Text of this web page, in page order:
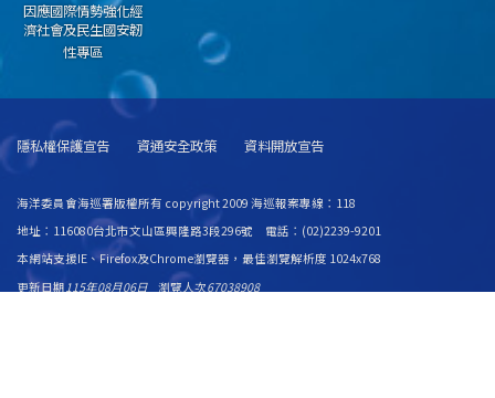
因應國際情勢強化經
濟社會及民生國安韌
性專區
隱私權保護宣告 資通安全政策 資料開放宣告
海洋委員會海巡署版權所有 copyright 2009 海巡報案專線：118
地址：116080台北市文山區興隆路3段296號 電話：(02)2239-9201
本網站支援IE、Firefox及Chrome瀏覽器，最佳瀏覽解析度 1024x768
更新日期115年08月06日 瀏覽人次67038908